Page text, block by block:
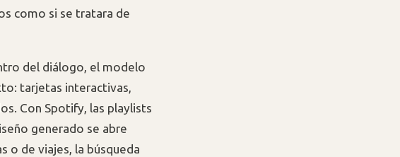
como si se tratara de
del diálogo, el modelo
tarjetas interactivas,
Con Spotify, las playlists
generado se abre
o de viajes, la búsqueda